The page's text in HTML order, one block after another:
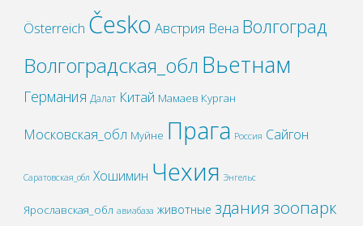
Österreich Česko Австрия Вена Волгоград
Волгоградская_обл Вьетнам
Германия Далат Китай Мамаев Курган
Московская_обл Муйне Прага Россия Сайгон
Саратовская_обл Хошимин Чехия Энгельс
Ярославская_обл авиабаза животные здания зоопарк